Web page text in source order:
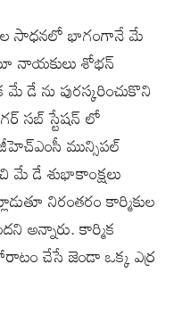
సాధనలో భాగంగానే మే
నాయకులు శోభన్
డే ను పురస్కరించుకొని
సబ్ స్టేషన్ లో
మున్సిపల్
డే శుభాకాంక్షలు
నిరంతరం కార్మికుల
అన్నారు. కార్మిక
చేసే జెండా ఒక్క ఎర్ర